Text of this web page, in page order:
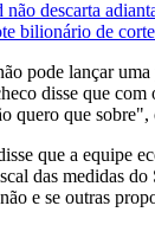
não descarta
bilionário de
pode lançar
disse que
quero que sobre",
que a equipe
das medidas do
e se outras